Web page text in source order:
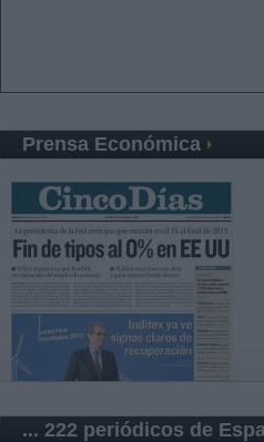
Prensa Económica
... 222 periódicos de